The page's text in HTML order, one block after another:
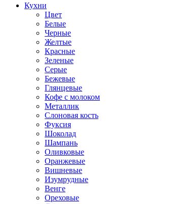
Кухни
Цвет
Белые
Черные
Желтые
Красные
Зеленые
Серые
Бежевые
Глянцевые
Кофе с молоком
Металлик
Слоновая кость
Фуксия
Шоколад
Шампань
Оливковые
Оранжевые
Вишневые
Изумрудные
Венге
Ореховые